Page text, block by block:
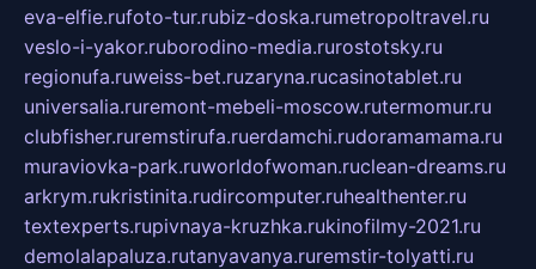
eva-elfie.rufoto-tur.rubiz-doska.rumetropoltravel.ru
veslo-i-yakor.ruborodino-media.rurostotsky.ru
regionufa.ruweiss-bet.ruzaryna.rucasinotablet.ru
universalia.ruremont-mebeli-moscow.rutermomur.ru
clubfisher.ruremstirufa.ruerdamchi.rudoramamama.ru
muraviovka-park.ruworldofwoman.ruclean-dreams.ru
arkrym.rukristinita.rudircomputer.ruhealthenter.ru
textexperts.rupivnaya-kruzhka.rukinofilmy-2021.ru
demolalapaluza.rutanyavanya.ruremstir-tolyatti.ru